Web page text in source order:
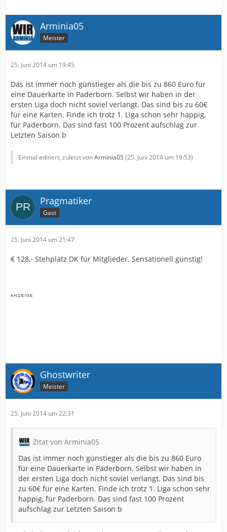
Arminia05
Meister
25. Juni 2014 um 19:45
Das ist immer noch günstieger als die bis zu 860 Euro für
eine Dauerkarte in Paderborn. Selbst wir haben in der
ersten Liga doch nicht soviel verlangt. Das sind bis zu 60€
für eine Karten. Finde ich trotz 1. Liga schon sehr happig,
für Paderborn. Das sind fast 100 Prozent aufschlag zur
Letzten Saison b
Einmal editiert, zuletzt vonArminia05 (25. Juni 2014 um 19:53)
Pragmatiker
Gast
25. Juni 2014 um 21:47
€ 128,- Stehplatz DK für Mitglieder. Sensationell günstig!
Ghostwriter
Meister
25. Juni 2014 um 22:31
Zitat von Arminia05
Das ist immer noch günstieger als die bis zu 860 Euro
für eine Dauerkarte in Paderborn. Selbst wir haben in
der ersten Liga doch nicht soviel verlangt. Das sind bis
zu 60€ für eine Karten. Finde ich trotz 1. Liga schon sehr
happig, für Paderborn. Das sind fast 100 Prozent
aufschlag zur Letzten Saison b